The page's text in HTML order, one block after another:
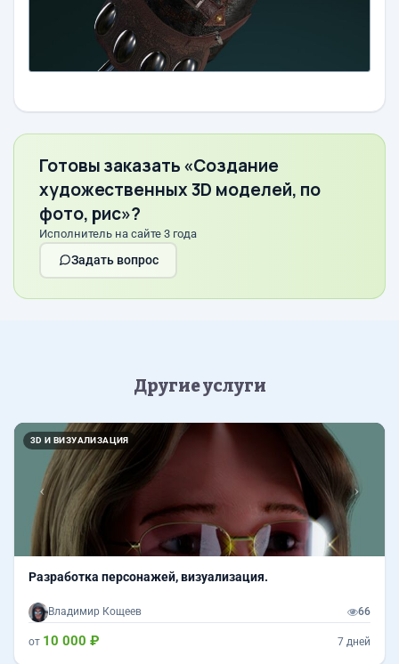
Готовы заказать «Создание
художественных 3D моделей, по
фото, рис»?
Исполнитель на сайте 3 года
Задать вопрос
Другие услуги
3D И ВИЗУАЛИЗАЦИЯ
Назад
Разработка персонажей, визуализация.
Владимир Кощеев 66
от 10 000 ₽ 7 дней